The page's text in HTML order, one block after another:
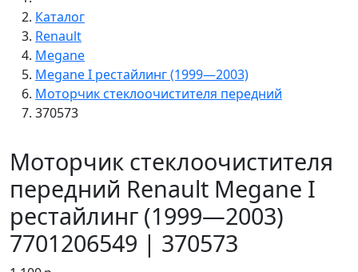
Каталог
Renault
Megane
Megane I рестайлинг (1999—2003)
Моторчик стеклоочистителя передний
370573
Моторчик стеклоочистителя
передний Renault Megane I
рестайлинг (1999—2003)
7701206549 | 370573